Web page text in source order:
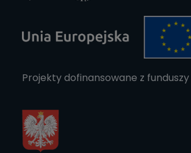
Projekty dofinansowane z